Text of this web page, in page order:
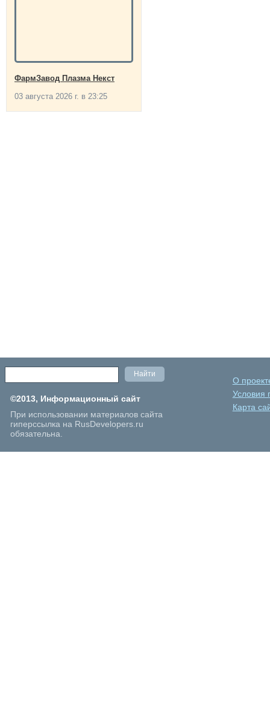
ФармЗавод Плазма Некст
03 августа 2026 г. в 23:25
©2013, Информационный сайт
При использовании материалов сайта
гиперссылка на RusDevelopers.ru
обязательна.
О
Условия
Карта